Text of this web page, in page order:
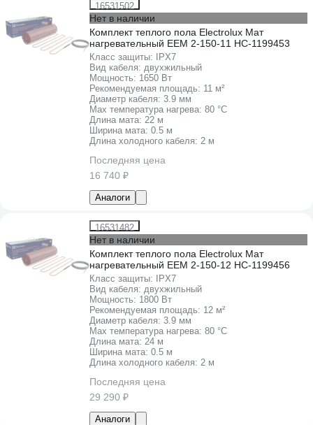
16531502
Нет в наличии
Комплект теплого пола Electrolux Мат
нагревательный EEM 2-150-11 НС-1199453
Класс защиты:
IPХ7
Вид кабеля: двухжильный
Мощность: 1650 Вт
Рекомендуемая площадь: 11 м²
Диаметр кабеля: 3.9 мм
Max температура нагрева: 80 °С
Длина мата: 22 м
Ширина мата: 0.5 м
Длина холодного кабеля: 2 м
Последняя цена
16 740 ₽
Аналоги
16531482
Нет в наличии
Комплект теплого пола Electrolux Мат
нагревательный EEM 2-150-12 НС-1199456
Класс защиты:
IPХ7
Вид кабеля: двухжильный
Мощность: 1800 Вт
Рекомендуемая площадь: 12 м²
Диаметр кабеля: 3.9 мм
Max температура нагрева: 80 °С
Длина мата: 24 м
Ширина мата: 0.5 м
Длина холодного кабеля: 2 м
Последняя цена
29 290 ₽
Аналоги